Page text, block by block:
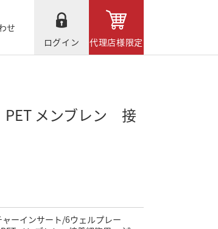
せ
ログイン
代理店様限定
メンブレン 接
ーインサート/6ウェルプレー